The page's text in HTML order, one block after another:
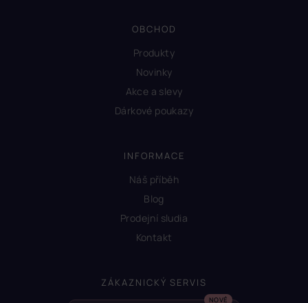
OBCHOD
Produkty
Novinky
Akce a slevy
Dárkové poukazy
INFORMACE
Náš příběh
Blog
Prodejní sludia
Kontakt
ZÁKAZNICKÝ SERVIS